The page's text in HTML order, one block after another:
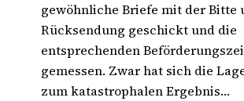
gewöhnliche Briefe mit der Bitte
Rücksendung geschickt und die
entsprechenden
gemessen. Zwar hat sich die
zum katastrophalen Ergebnis…